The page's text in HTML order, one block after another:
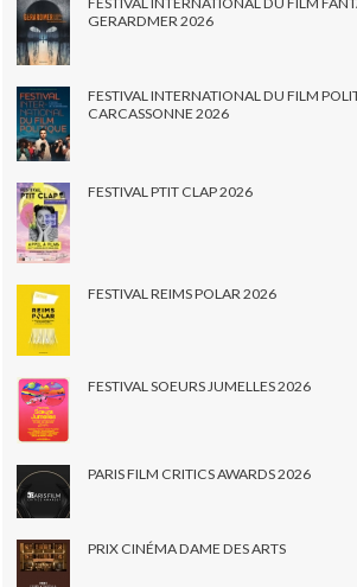
GERARDMER 2026
FESTIVAL INTERNATIONAL DU FILM
CARCASSONNE 2026
FESTIVAL PTIT CLAP 2026
FESTIVAL REIMS POLAR 2026
FESTIVAL SOEURS JUMELLES 2026
PARIS FILM CRITICS AWARDS 2026
PRIX CINÉMA DAME DES ARTS